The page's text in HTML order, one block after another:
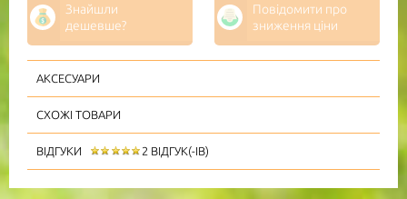
Знайшли
дешевше?
Повідомити про
зниження ціни
АКСЕСУАРИ
СХОЖІ ТОВАРИ
ВІДГУКИ 2 ВІДГУК(-ІВ)